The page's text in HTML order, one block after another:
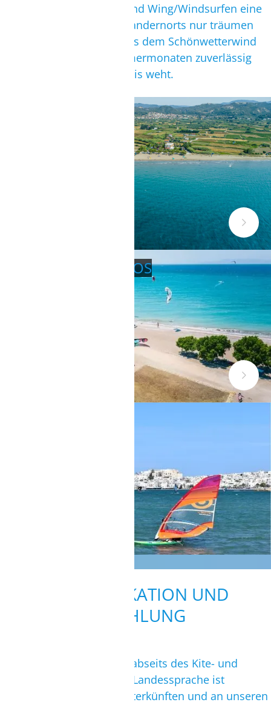
seinen Inseln zum Kiten und Wing/Windsurfen eine
Windquote, von der man andernorts nur träumen
kann. Zu verdanken ist dies dem Schönwetterwind
Meltemi, der in den Sommermonaten zuverlässig
und konstant über die Ägäis weht.
RHODOS THEOLOGOS
KOMMUNIKATION UND
BEZAHLUNG
Wie verständigst Du Dich abseits des Kite- und
Wing/Windsurfspots? Die Landessprache ist
Griechisch. In unseren Unterkünften und an unseren